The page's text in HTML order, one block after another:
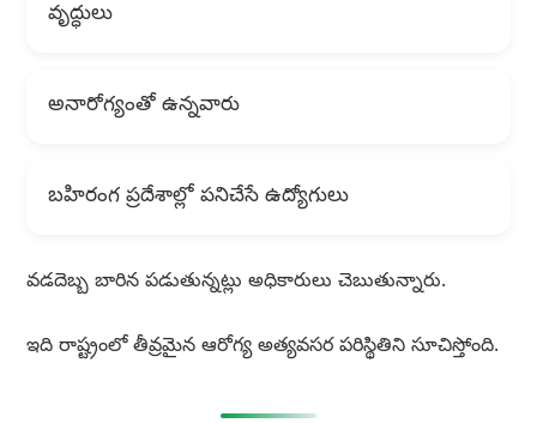
వృద్ధులు
అనారోగ్యంతో ఉన్నవారు
బహిరంగ ప్రదేశాల్లో పనిచేసే ఉద్యోగులు
వడదెబ్బ బారిన పడుతున్నట్లు అధికారులు చెబుతున్నారు.
ఇది రాష్ట్రంలో తీవ్రమైన ఆరోగ్య అత్యవసర పరిస్థితిని సూచిస్తోంది.